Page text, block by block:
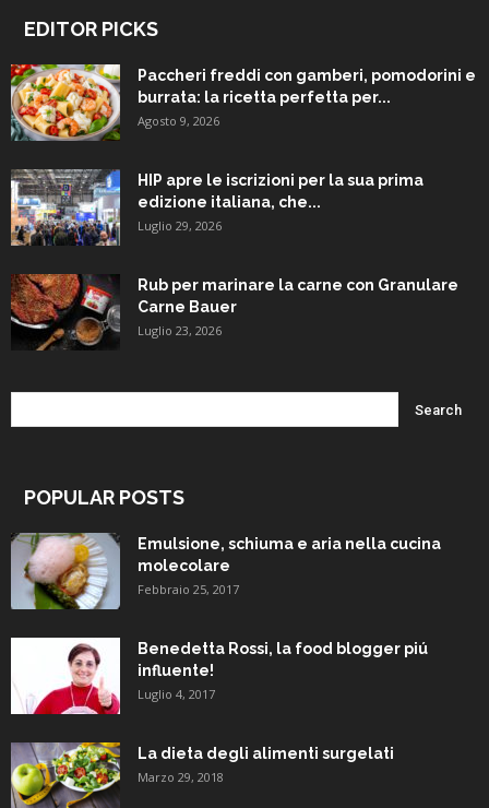
EDITOR PICKS
Paccheri freddi con gamberi, pomodorini e
burrata: la ricetta perfetta per...
Agosto 9, 2026
HIP apre le iscrizioni per la sua prima
edizione italiana, che...
Luglio 29, 2026
Rub per marinare la carne con Granulare
Carne Bauer
Luglio 23, 2026
POPULAR POSTS
Emulsione, schiuma e aria nella cucina
molecolare
Febbraio 25, 2017
Benedetta Rossi, la food blogger piú
influente!
Luglio 4, 2017
La dieta degli alimenti surgelati
Marzo 29, 2018